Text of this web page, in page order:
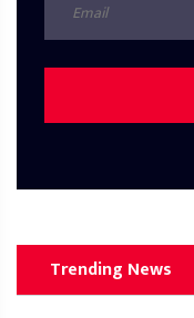
Trending News